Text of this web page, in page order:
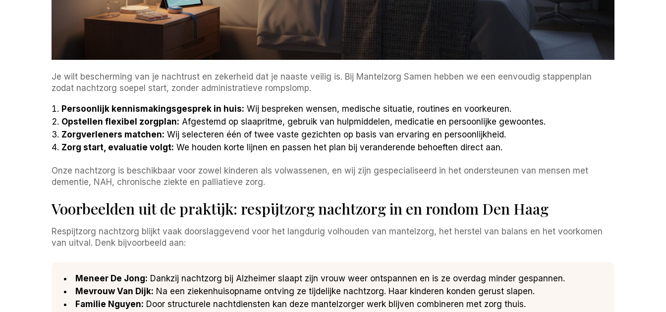
Je wilt bescherming van je nachtrust en zekerheid dat je naaste veilig is. Bij Mantelzorg Samen hebben we een eenvoudig stappenplan
zodat nachtzorg soepel start, zonder administratieve rompslomp.
Persoonlijk kennismakingsgesprek in huis: Wij bespreken wensen, medische situatie, routines en voorkeuren.
Opstellen flexibel zorgplan: Afgestemd op slaapritme, gebruik van hulpmiddelen, medicatie en persoonlijke gewoontes.
Zorgverleners matchen: Wij selecteren één of twee vaste gezichten op basis van ervaring en persoonlijkheid.
Zorg start, evaluatie volgt: We houden korte lijnen en passen het plan bij veranderende behoeften direct aan.
Onze nachtzorg is beschikbaar voor zowel kinderen als volwassenen, en wij zijn gespecialiseerd in het ondersteunen van mensen met
dementie, NAH, chronische ziekte en palliatieve zorg.
Voorbeelden uit de praktijk: respijtzorg nachtzorg in en rondom Den Haag
Respijtzorg nachtzorg blijkt vaak doorslaggevend voor het langdurig volhouden van mantelzorg, het herstel van balans en het voorkomen
van uitval. Denk bijvoorbeeld aan:
Meneer De Jong: Dankzij nachtzorg bij Alzheimer slaapt zijn vrouw weer ontspannen en is ze overdag minder gespannen.
Mevrouw Van Dijk: Na een ziekenhuisopname ontving ze tijdelijke nachtzorg. Haar kinderen konden gerust slapen.
Familie Nguyen: Door structurele nachtdiensten kan deze mantelzorger werk blijven combineren met zorg thuis.